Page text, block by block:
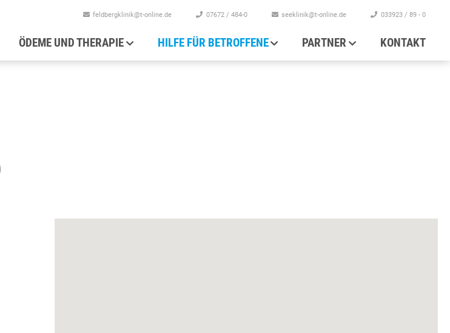
ÖDEME UND THERAPIE HILFE FÜR BETROFFENE PARTNER KONTAKT
feldbergklinik@t-online.de 07672 / 484-0 seeklinik@t-online.de 033923 / 89 - 0